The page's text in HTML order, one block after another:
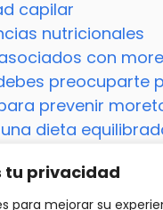
tu privacidad
para mejorar su
capilar
nutricionales
con
preocuparte
prevenir
dieta
sin causa
tener moretones